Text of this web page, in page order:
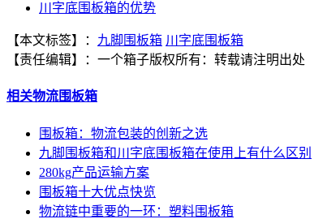
川字底围板箱的优势
【本文标签】： 九脚围板箱 川字底围板箱
【责任编辑】： 一个箱子版权所有： 转载请注明出处
相关物流围板箱
围板箱：物流包装的创新之选
九脚围板箱和川字底围板箱在使用上有什么区别
280kg产品运输方案
围板箱十大优点快览
物流链中重要的一环：塑料围板箱